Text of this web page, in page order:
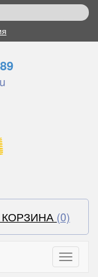
(0)
Toggle